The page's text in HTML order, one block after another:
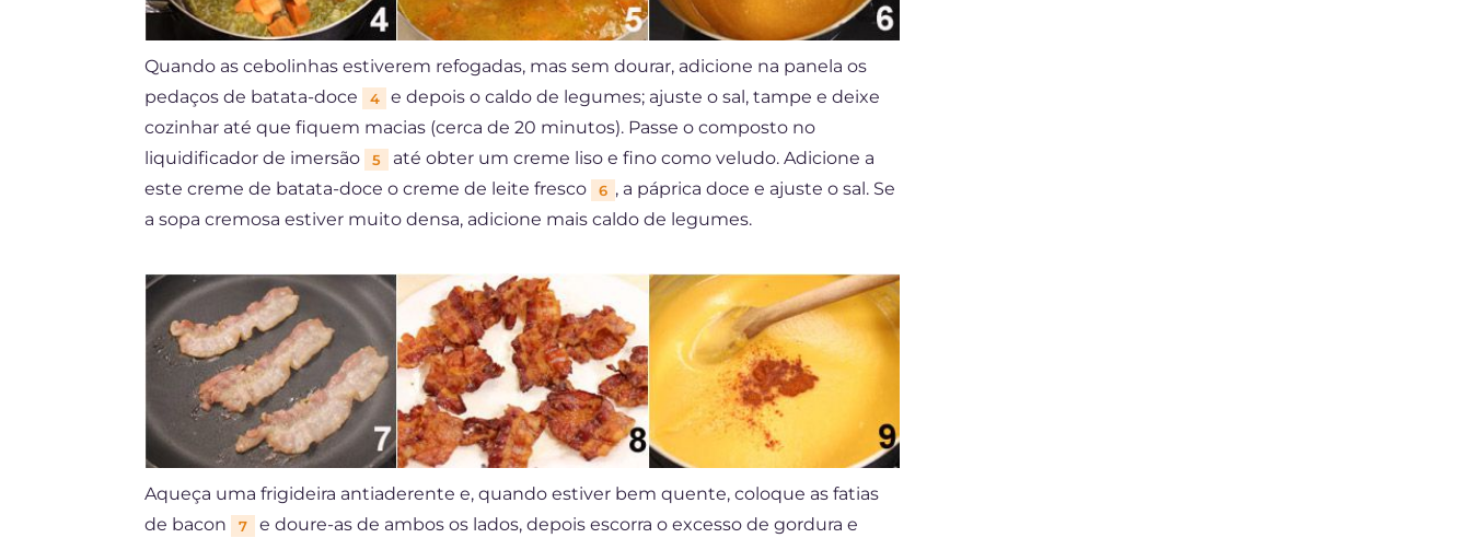
Quando as cebolinhas estiverem refogadas, mas sem dourar, adicione na panela os
pedaços de batata-doce
4
e depois o caldo de legumes; ajuste o sal, tampe e deixe
cozinhar até que fiquem macias (cerca de 20 minutos). Passe o composto no
liquidificador de imersão
5
até obter um creme liso e fino como veludo. Adicione a
este creme de batata-doce o creme de leite fresco
6 , a páprica doce e ajuste o sal. Se
a sopa cremosa estiver muito densa, adicione mais caldo de legumes.
Aqueça uma frigideira antiaderente e, quando estiver bem quente, coloque as fatias
de bacon
7
e doure-as de ambos os lados, depois escorra o excesso de gordura e